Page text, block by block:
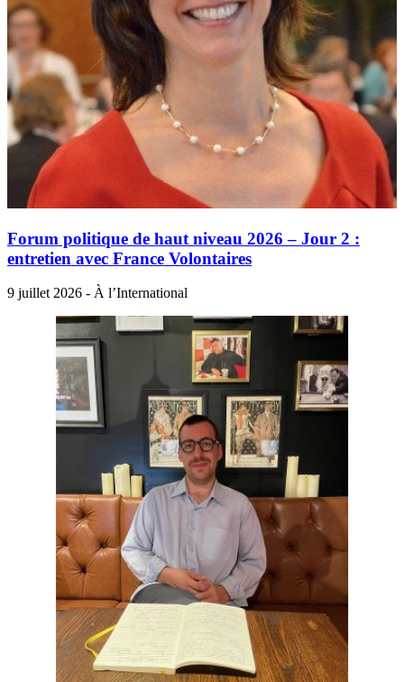
Forum politique de haut niveau 2026 – Jour 2 :
entretien avec France Volontaires
9 juillet 2026 - À l’International